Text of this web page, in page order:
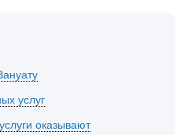
услуг
оказывают